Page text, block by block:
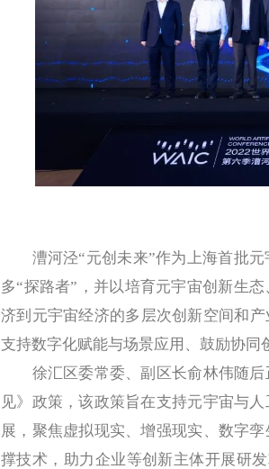
漕河泾“元创未来”作为上海首批元
多“探路者”，并以培育元宇宙创新生
济到元宇宙经济的多层次创新空间和
支持数字化赋能与场景应用、鼓励协同
徐汇区委常委、副区长俞林伟随后
见》政策，该政策旨在支持元宇宙与
展，聚焦虚拟现实、增强现实、数字
撑技术，助力企业等创新主体开展研